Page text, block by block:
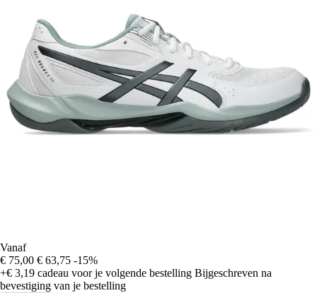
Vanaf
€ 75,00 € 63,75 -15%
+€ 3,19 cadeau voor je volgende bestelling Bijgeschreven na
bevestiging van je bestelling